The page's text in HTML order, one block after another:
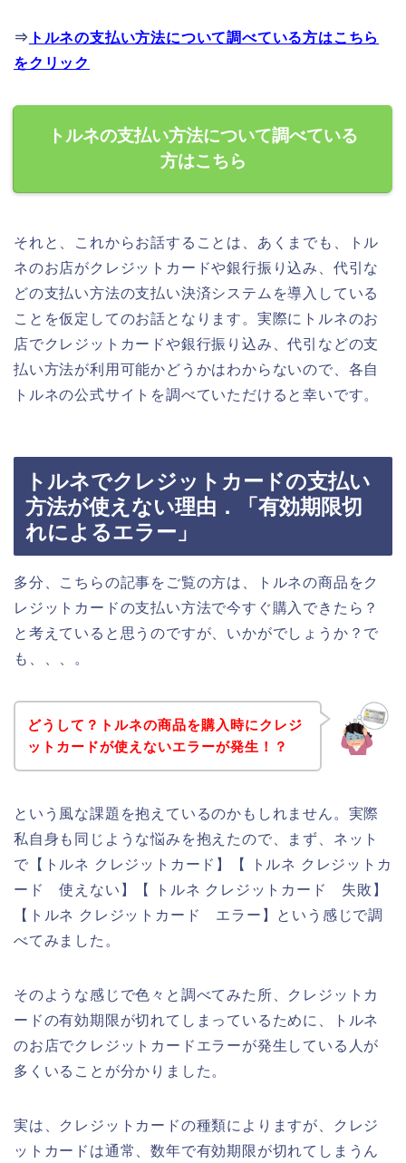
⇒ トルネの支払い方法について調べている方はこちら
をクリック
トルネの支払い方法について調べている
方はこちら
それと、これからお話することは、あくまでも、トル
ネのお店がクレジットカードや銀行振り込み、代引な
どの支払い方法の支払い決済システムを導入している
ことを仮定してのお話となります。実際にトルネのお
店でクレジットカードや銀行振り込み、代引などの支
払い方法が利用可能かどうかはわからないので、各自
トルネの公式サイトを調べていただけると幸いです。
トルネでクレジットカードの支払い
方法が使えない理由．「有効期限切
れによるエラー」
多分、こちらの記事をご覧の方は、トルネの商品をク
レジットカードの支払い方法で今すぐ購入できたら？
と考えていると思うのですが、いかがでしょうか？で
も、、、。
どうして？トルネの商品を購入時にクレジ
ットカードが使えないエラーが発生！？
という風な課題を抱えているのかもしれません。実際
私自身も同じような悩みを抱えたので、まず、ネット
で【トルネ クレジットカード】【 トルネ クレジットカ
ード 使えない】【 トルネ クレジットカード 失敗】
【トルネ クレジットカード エラー】という感じで調
べてみました。
そのような感じで色々と調べてみた所、クレジットカ
ードの有効期限が切れてしまっているために、トルネ
のお店でクレジットカードエラーが発生している人が
多くいることが分かりました。
実は、クレジットカードの種類によりますが、クレジ
ットカードは通常、数年で有効期限が切れてしまうん